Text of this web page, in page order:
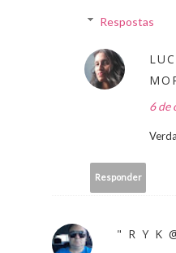
Respostas
6 de
Responder
" R Y K